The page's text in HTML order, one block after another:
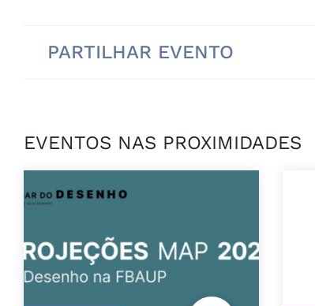
PARTILHAR EVENTO
EVENTOS NAS PROXIMIDADES